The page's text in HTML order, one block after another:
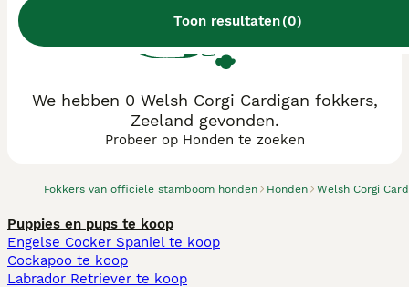
Toon resultaten(0)
Fokkers van officiële stamboom honden Honden Welsh Corgi
We hebben 0 Welsh Corgi Cardigan fokkers,
Zeeland gevonden.
Probeer op Honden te zoeken
Puppies en pups te koop
Engelse Cocker Spaniel te koop
Cockapoo te koop
Labrador Retriever te koop